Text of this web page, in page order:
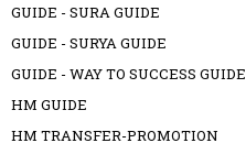
GUIDE - SURA GUIDE
GUIDE - SURYA GUIDE
GUIDE - WAY TO SUCCESS GUIDE
HM GUIDE
HM TRANSFER-PROMOTION